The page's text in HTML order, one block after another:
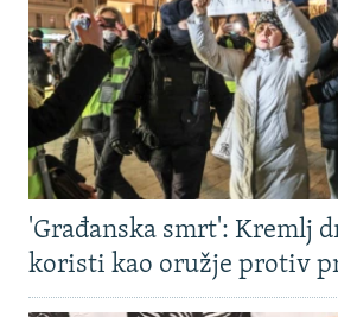
NASTANAK I RASPAD JUGOSLAVIJE
'Građanska smrt': Kremlj
koristi kao oružje protiv